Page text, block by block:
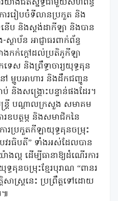
យ៉ាងជិតស្និទ្ធជាមួយសហព័ន្ធ
ាររៀបចំទីលានប្រកួត និង
ើប និងស្តង់ដាកីឡា និងបាន
ប័ន អាជ្ញាធរពាក់ព័ន្ធ
កក់ក្តៅដល់ប្រតិភូកីឡា
ទេស និងព្រឹទ្ធាចារ្យយុទ្ធគុន
ៅ ម្ហូបអាហារ និងដឹកជញ្ជូន
និងសង្គ្រោះបន្ទាន់ផងដែរ។
ន្ត្រី បណ្តាលក្រសួង សមាគម
បត្ថម្ភ និងសមាជិកនៃ
ារប្រកួតកីឡាយុទ្ធគុនចម្រុះ
បវរធិបតី” ទាំងអស់ដែលបាន
ងល្អ ដើម្បីធានាឱ្យដំណើរការ
គុនចម្រុះខ្មែរបុរាណ “ពានរ
តិសាស្រ្តនេះ ប្រព្រឹត្តទៅដោយ